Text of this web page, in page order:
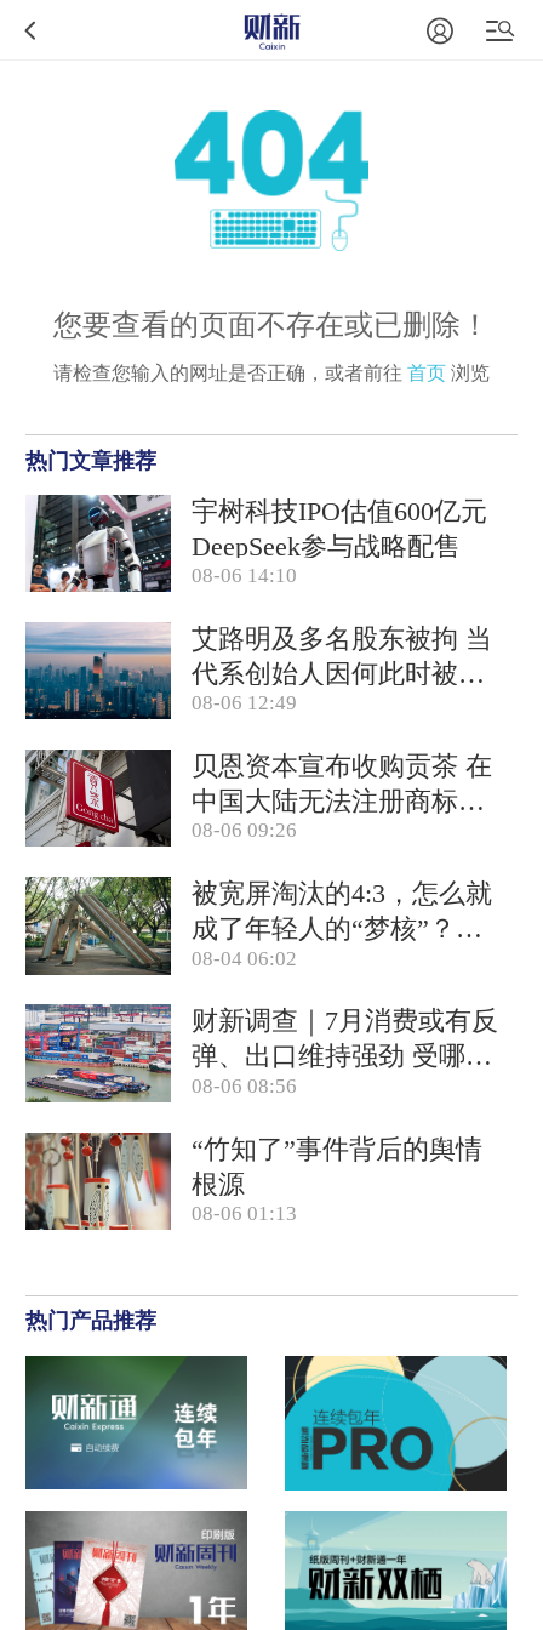
您要查看的页面不存在或已删除！
请检查您输入的网址是否正确，或者前往 首页 浏览
热门文章推荐
宇树科技IPO估值600亿元
DeepSeek参与战略配售
08-06 14:10
艾路明及多名股东被拘 当
代系创始人因何此时被清
算
08-06 12:49
贝恩资本宣布收购贡茶 在
中国大陆无法注册商标后
退出市场
08-06 09:26
被宽屏淘汰的4:3，怎么就
成了年轻人的“梦核”？｜
热点
08-04 06:02
财新调查｜7月消费或有反
弹、出口维持强劲 受哪些
因素带动？
08-06 08:56
“竹知了”事件背后的舆情
根源
08-06 01:13
热门产品推荐